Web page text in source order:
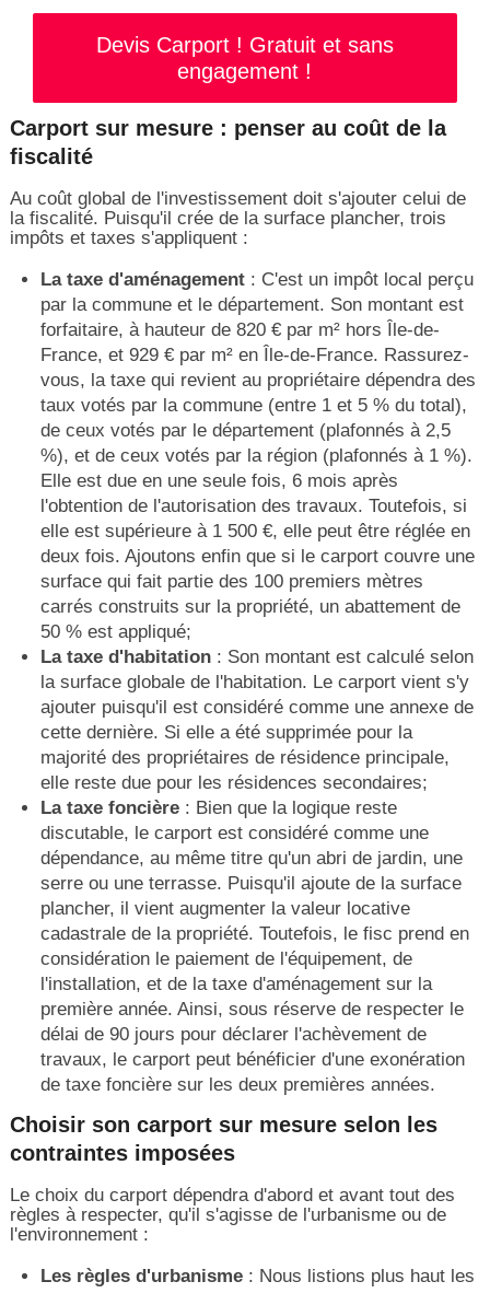
Devis Carport ! Gratuit et sans
engagement !
Carport sur mesure : penser au coût de la
fiscalité
Au coût global de l'investissement doit s'ajouter celui de
la fiscalité. Puisqu'il crée de la surface plancher, trois
impôts et taxes s'appliquent :
La taxe d'aménagement: C'est un impôt local perçu
par la commune et le département. Son montant est
forfaitaire, à hauteur de 820 € par m² hors Île-de-
France, et 929 € par m² en Île-de-France. Rassurez-
vous, la taxe qui revient au propriétaire dépendra des
taux votés par la commune (entre 1 et 5 % du total),
de ceux votés par le département (plafonnés à 2,5
%), et de ceux votés par la région (plafonnés à 1 %).
Elle est due en une seule fois, 6 mois après
l'obtention de l'autorisation des travaux. Toutefois, si
elle est supérieure à 1 500 €, elle peut être réglée en
deux fois. Ajoutons enfin que si le carport couvre une
surface qui fait partie des 100 premiers mètres
carrés construits sur la propriété, un abattement de
50 % est appliqué;
La taxe d'habitation: Son montant est calculé selon
la surface globale de l'habitation. Le carport vient s'y
ajouter puisqu'il est considéré comme une annexe de
cette dernière. Si elle a été supprimée pour la
majorité des propriétaires de résidence principale,
elle reste due pour les résidences secondaires;
La taxe foncière: Bien que la logique reste
discutable, le carport est considéré comme une
dépendance, au même titre qu'un abri de jardin, une
serre ou une terrasse. Puisqu'il ajoute de la surface
plancher, il vient augmenter la valeur locative
cadastrale de la propriété. Toutefois, le fisc prend en
considération le paiement de l'équipement, de
l'installation, et de la taxe d'aménagement sur la
première année. Ainsi, sous réserve de respecter le
délai de 90 jours pour déclarer l'achèvement de
travaux, le carport peut bénéficier d'une exonération
de taxe foncière sur les deux premières années.
Choisir son carport sur mesure selon les
contraintes imposées
Le choix du carport dépendra d'abord et avant tout des
règles à respecter, qu'il s'agisse de l'urbanisme ou de
l'environnement :
Les règles d'urbanisme: Nous listions plus haut les